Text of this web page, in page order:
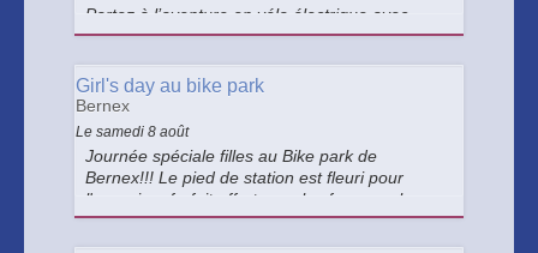
Partez à l’aventure en vélo électrique avec
l’Office de Tourisme !
Girl's day au bike park
Bernex
Le samedi 8 août
Journée spéciale filles au Bike park de
Bernex!!! Le pied de station est fleuri pour
l'occasion, forfait offert pour les femmes, le
petit déjeuner, bracelet collector. Musique,